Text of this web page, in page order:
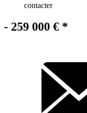
contacter
- 259 000 € *